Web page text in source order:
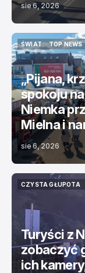
sie 6, 2026
ŚWIAT
ŚWIAT
TOP NEWS
TOP NEWS
„Pijana,
spokoju na
Niemka
Mielna i
sie 6, 2026
CZYSTA GŁUPOTA
Turyści z
zobaczyć
ich